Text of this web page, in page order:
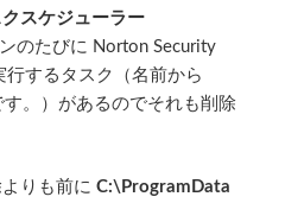
クスケジューラー
のたびに Norton Security
行するタスク（名前から
。）があるのでそれも削除
りも前に C:\ProgramData